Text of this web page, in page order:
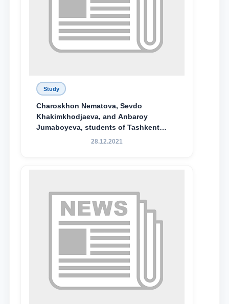
Study
Charoskhon Nematova, Sevdo
Khakimkhodjaeva, and Anbaroy
Jumaboyeva, students of Tashkent
State University of Law, along with
Special Scholarship.
28.12.2021